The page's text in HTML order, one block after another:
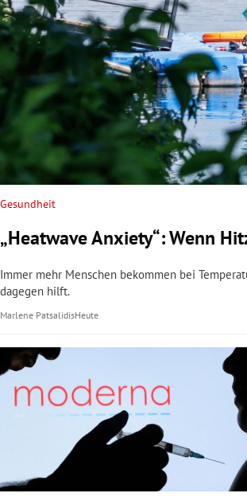
Gesundheit
„Heatwave Anxiety“: Wenn
Immer mehr Menschen bekommen bei
dagegen hilft.
Marlene PatsalidisHeute